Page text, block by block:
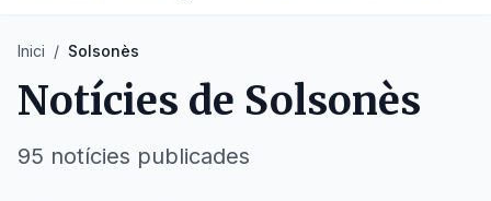
Inici / Solsonès
Notícies de Solsonès
95 notícies publicades